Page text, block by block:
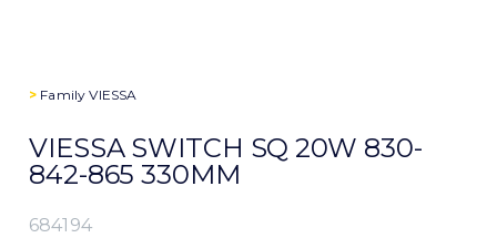
> FamilyVIESSA
VIESSA SWITCH SQ 20W 830-
842-865 330MM
684194